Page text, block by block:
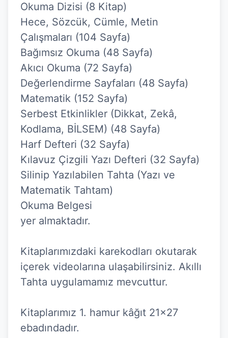
Okuma Dizisi (8 Kitap)
Hece, Sözcük, Cümle, Metin
Çalışmaları (104 Sayfa)
Bağımsız Okuma (48 Sayfa)
Akıcı Okuma (72 Sayfa)
Değerlendirme Sayfaları (48 Sayfa)
Matematik (152 Sayfa)
Serbest Etkinlikler (Dikkat, Zekâ,
Kodlama, BİLSEM) (48 Sayfa)
Harf Defteri (32 Sayfa)
Kılavuz Çizgili Yazı Defteri (32 Sayfa)
Silinip Yazılabilen Tahta (Yazı ve
Matematik Tahtam)
Okuma Belgesi
yer almaktadır.
Kitaplarımızdaki karekodları okutarak
içerek videolarına ulaşabilirsiniz. Akıllı
Tahta uygulamamız mevcuttur.
Kitaplarımız 1. hamur kâğıt 21x27
ebadındadır.